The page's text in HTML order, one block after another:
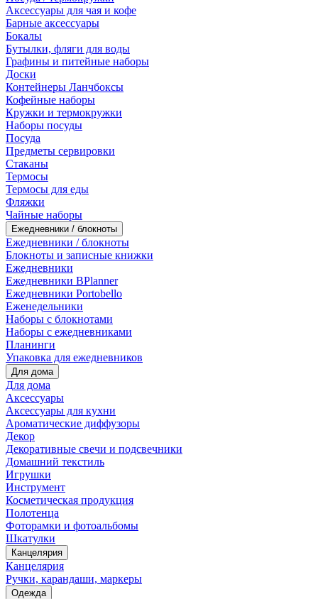
Аксессуары для чая и кофе
Барные аксессуары
Бокалы
Бутылки, фляги для воды
Графины и питейные наборы
Доски
Контейнеры Ланчбоксы
Кофейные наборы
Кружки и термокружки
Наборы посуды
Посуда
Предметы сервировки
Стаканы
Термосы
Термосы для еды
Фляжки
Чайные наборы
Ежедневники / блокноты
Ежедневники / блокноты
Блокноты и записные книжки
Ежедневники
Ежедневники BPlanner
Ежедневники Portobello
Еженедельники
Наборы с блокнотами
Наборы с ежедневниками
Планинги
Упаковка для ежедневников
Для дома
Для дома
Аксессуары
Аксессуары для кухни
Ароматические диффузоры
Декор
Декоративные свечи и подсвечники
Домашний текстиль
Игрушки
Инструмент
Косметическая продукция
Полотенца
Фоторамки и фотоальбомы
Шкатулки
Канцелярия
Канцелярия
Ручки, карандаши, маркеры
Одежда